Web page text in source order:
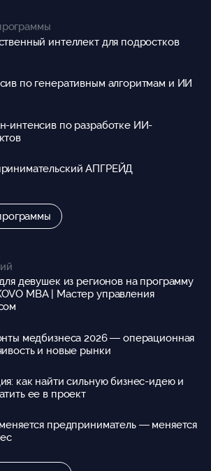
интеллект для подростков
по генеративным алгоритмам и ИИ
интенсив по разработке ИИ-
АПГРЕЙД
девушек из регионов на программу
MBA | Мастер управления
медбизнеса 2026 — операционная
и новые рынки
как найти сильную бизнес-идею и
ее в проект
предприниматель — меняется